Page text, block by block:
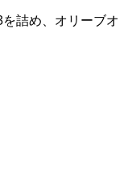
詰め、オリーブオ